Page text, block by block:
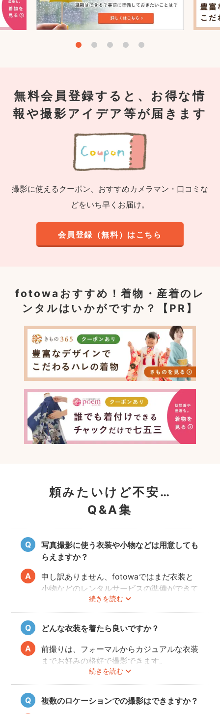
無料会員登録すると、お得な情
報や撮影アイデア等が届きます
撮影に使えるクーポン、おすすめカメラマン・口コミな
どをいち早くお届け。
会員登録（無料）はこちら
fotowaおすすめ！着物・産着のレ
ンタルはいかがですか？【PR】
頼みたいけど不安…
Q&A集
写真撮影に使う衣装や小物などは用意しても
らえますか？
続きを読む
申し訳ありません、fotowaではまだ衣装と
小物などのレンタルサービスの準備ができて
おりませんので、お客様ご自身にご用意をお
願いしております。
どんな衣装を着たら良いですか？
続きを読む
前撮りは、フォーマルからカジュアルな衣装
までお好みの格好で撮影できます。
最近では式当日と異なる雰囲気を残せる、カ
ジュアルな服装も人気が高いです。
和装・ウェディングドレス・タキシードだけ
でなく、女性はミニドレス、男性はハットを
複数のロケーションでの撮影はできますか？